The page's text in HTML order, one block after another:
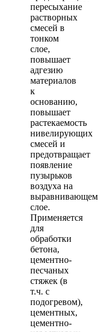
пересыхание
растворных
смесей в
тонком
слое,
повышает
адгезию
материалов
к
основанию,
повышает
растекаемость
нивелирующих
смесей и
предотвращает
появление
пузырьков
воздуха на
выравнивающем
слое.
Применяется
для
обработки
бетона,
цементно-
песчаных
стяжек (в
т.ч. с
подогревом),
цементных,
цементно-